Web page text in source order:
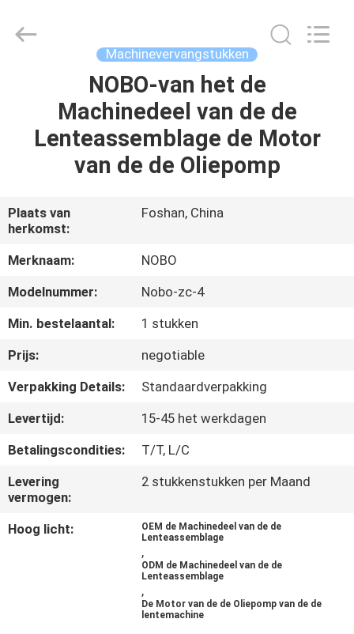
PRODUCTEN
ONS
FABRIEKSREIS
KWALITEITSCONTROLE
CONTACTEER
ONS
NIEUWS
ALLE
GEVALLEN
Rights
Machinevervangstukken
NOBO-van het de
Machinedeel van de de
Lenteassemblage de Motor
van de de Oliepomp
Plaats van
herkomst:
Foshan, China
Merknaam:
NOBO
Modelnummer:
Nobo-zc-4
Min. bestelaantal:
1 stukken
Prijs:
negotiable
Verpakking Details:
Standaardverpakking
Levertijd:
15-45 het werkdagen
Betalingscondities:
T/T, L/C
Levering
vermogen:
2 stukkenstukken per Maand
Hoog licht:
OEM de Machinedeel van de de
Lenteassemblage
,
ODM de Machinedeel van de de
Lenteassemblage
,
De Motor van de de Oliepomp van de de
lentemachine